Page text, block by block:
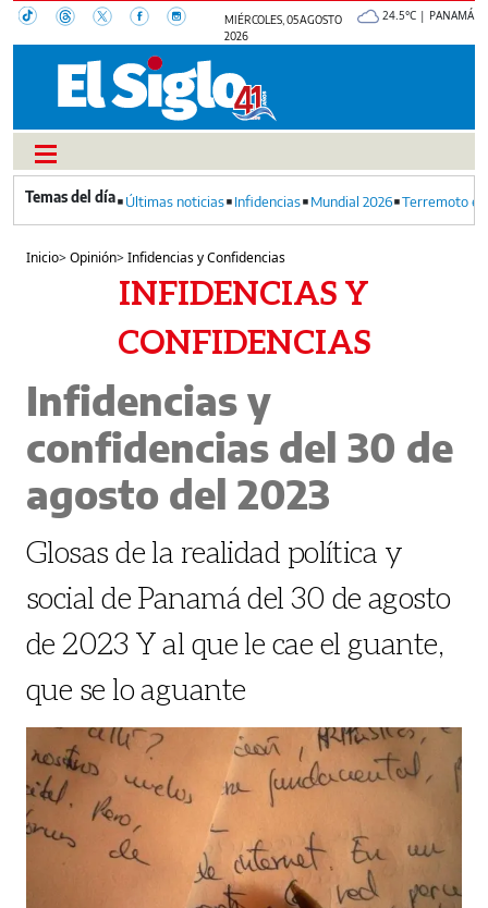
MIÉRCOLES, 05 AGOSTO
2026
24.5°C | PANAMÁ
Últimas noticias Infidencias Mundial 2026 Terremoto
Inicio>Opinión>Infidencias y Confidencias
INFIDENCIAS Y
CONFIDENCIAS
Infidencias y
confidencias del 30 de
agosto del 2023
Glosas de la realidad política y
social de Panamá del 30 de agosto
de 2023 Y al que le cae el guante,
que se lo aguante